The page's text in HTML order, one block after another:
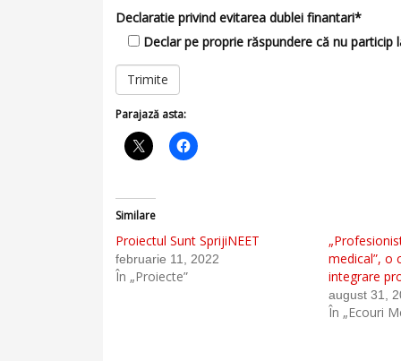
Declaratie privind evitarea dublei finantari*
Declar pe proprie răspundere că nu
Parajază asta:
Similare
Proiectul Sunt SprijiNEET
februarie 11, 2022
În „Proiecte”
medical”, o
integrare
august 31,
În „Ecouri